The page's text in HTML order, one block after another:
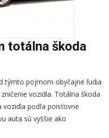
totálna škoda
týmto pojmom obyčajne ľudia
vozidla. Totálna škoda
vozidla podľa poisťovne
auta sú vyššie ako